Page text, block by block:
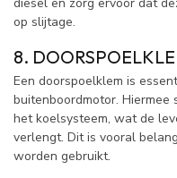
diesel en zorg ervoor dat
op slijtage.
8.
Een doorspoelklem is
buitenboordmotor.
het koelsysteem, wat de
verlengt. Dit is vooral
worden gebruikt.